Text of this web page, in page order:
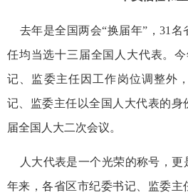
去年是全国两会“换届年”，31名
任均当选十三届全国人大代表。
记、监委主任因工作岗位调整外
记、监委主任以全国人大代表的身
届全国人大二次会议。
人大代表是一个光荣的称号，更
年来，各省区市纪委书记、监委主